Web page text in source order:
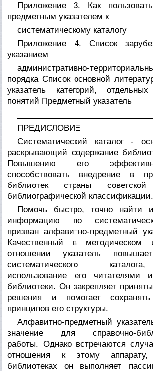
Приложение 3. Как
предметным указателем к
систематическому каталогу
Приложение 4. Список
указанием
административно-
порядка Список основной
указатель категорий,
понятий Предметный указатель
ПРЕДИСЛОВИЕ
Систематический каталог -
раскрывающий содержание
Повышению его
способствовать внедрение в
библиотек страны советской
библиографической классификации.
Помочь быстро, точно найти
информацию по
призван алфавитно-предметный
Качественный в методическом
отношении указатель
систематического
использование его читателями
библиотеки. Он закрепляет
решения и помогает сохранять
принципов его структуры.
Алфавитно-предметный
значение для справочно-
работы. Однако встречаются
отношения к этому
библиотеках он выполняет